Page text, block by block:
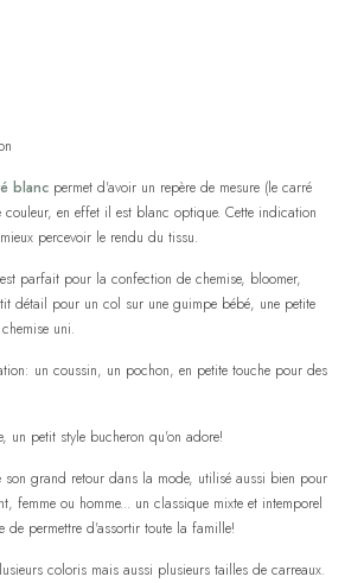
blanc permet d'avoir un repère de mesure (le carré
en effet il est blanc optique. Cette indication
percevoir le rendu du tissu.
parfait pour la confection de chemise, bloomer,
détail pour un col sur une guimpe bébé, une petite
uni.
un coussin, un pochon, en petite touche pour des
un petit style bucheron qu'on adore!
son grand retour dans la mode, utilisé aussi bien pour
femme ou homme... un classique mixte et intemporel
permettre d'assortir toute la famille!
coloris mais aussi plusieurs tailles de carreaux.